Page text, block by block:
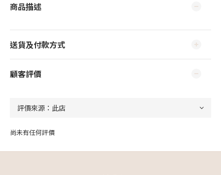
商品描述
送貨及付款方式
顧客評價
尚未有任何評價